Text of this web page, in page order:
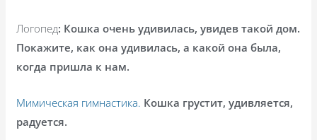
Логопед: Кошка очень удивилась, увидев такой дом.
Покажите, как она удивилась, а какой она была,
когда пришла к нам.
Мимическая гимнастика. Кошка грустит, удивляется,
радуется.